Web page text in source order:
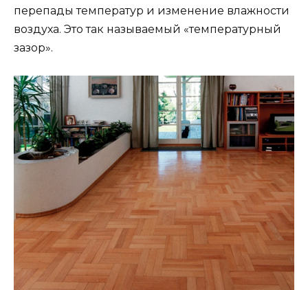
перепады температур и изменение влажности
воздуха. Это так называемый «температурный
зазор».